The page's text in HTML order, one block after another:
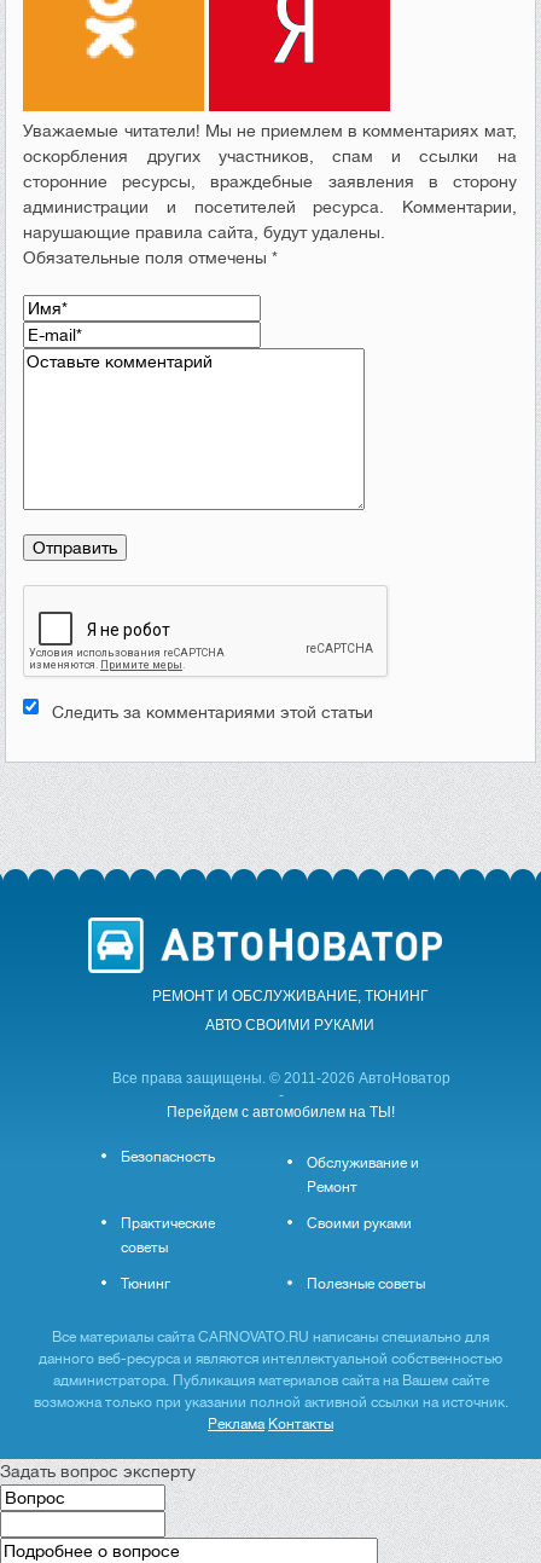
Уважаемые читатели! Мы не приемлем в комментариях мат,
оскорбления других участников, спам и ссылки на
сторонние ресурсы, враждебные заявления в сторону
администрации и посетителей ресурса. Комментарии,
нарушающие правила сайта, будут удалены.
Обязательные поля отмечены *
Следить за комментариями этой статьи
РЕМОНТ И ОБСЛУЖИВАНИЕ, ТЮНИНГ
АВТО CВОИМИ РУКАМИ
Все права защищены. © 2011-2026 АвтоНоватор
-
Перейдем с автомобилем на ТЫ!
Безопасность
Обслуживание и
Ремонт
Практические
советы
Своими руками
Тюнинг Полезные советы
Все материалы сайта CARNOVATO.RU написаны специально для
данного веб-ресурса и являются интеллектуальной собственностью
администратора. Публикация материалов сайта на Вашем сайте
возможна только при указании полной активной ссылки на источник.
Реклама Контакты
Задать вопрос эксперту